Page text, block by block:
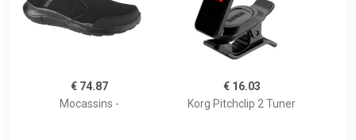
€ 74.87
Mocassins -
€ 16.03
Korg Pitchclip 2 Tuner